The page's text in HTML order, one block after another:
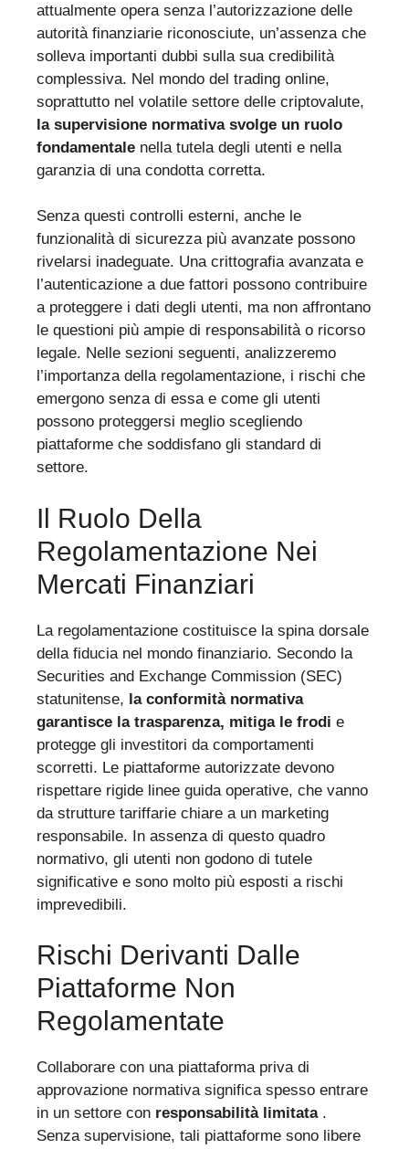
attualmente opera senza l’autorizzazione delle
autorità finanziarie riconosciute, un’assenza che
solleva importanti dubbi sulla sua credibilità
complessiva. Nel mondo del trading online,
soprattutto nel volatile settore delle criptovalute,
la supervisione normativa svolge un ruolo
fondamentale nella tutela degli utenti e nella
garanzia di una condotta corretta.
Senza questi controlli esterni, anche le
funzionalità di sicurezza più avanzate possono
rivelarsi inadeguate. Una crittografia avanzata e
l’autenticazione a due fattori possono contribuire
a proteggere i dati degli utenti, ma non affrontano
le questioni più ampie di responsabilità o ricorso
legale. Nelle sezioni seguenti, analizzeremo
l’importanza della regolamentazione, i rischi che
emergono senza di essa e come gli utenti
possono proteggersi meglio scegliendo
piattaforme che soddisfano gli standard di
settore.
Il Ruolo Della
Regolamentazione Nei
Mercati Finanziari
La regolamentazione costituisce la spina dorsale
della fiducia nel mondo finanziario. Secondo la
Securities and Exchange Commission (SEC)
statunitense, la conformità normativa
garantisce la trasparenza, mitiga le frodi e
protegge gli investitori da comportamenti
scorretti. Le piattaforme autorizzate devono
rispettare rigide linee guida operative, che vanno
da strutture tariffarie chiare a un marketing
responsabile. In assenza di questo quadro
normativo, gli utenti non godono di tutele
significative e sono molto più esposti a rischi
imprevedibili.
Rischi Derivanti Dalle
Piattaforme Non
Regolamentate
Collaborare con una piattaforma priva di
approvazione normativa significa spesso entrare
in un settore con responsabilità limitata.
Senza supervisione, tali piattaforme sono libere